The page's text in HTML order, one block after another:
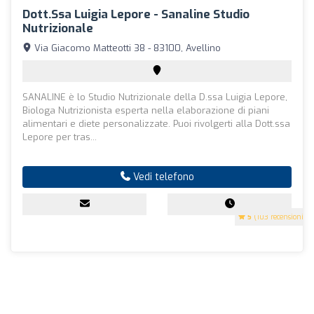
Dott.ssa Luigia Lepore - Sanaline Studio
Nutrizionale
5 (103 recensioni)
Via Giacomo Matteotti 38 - 83100, Avellino
SANALINE è lo Studio Nutrizionale della D.ssa Luigia Lepore,
Biologa Nutrizionista esperta nella elaborazione di piani
alimentari e diete personalizzate. Puoi rivolgerti alla Dott.ssa
Lepore per tras...
Vedi telefono